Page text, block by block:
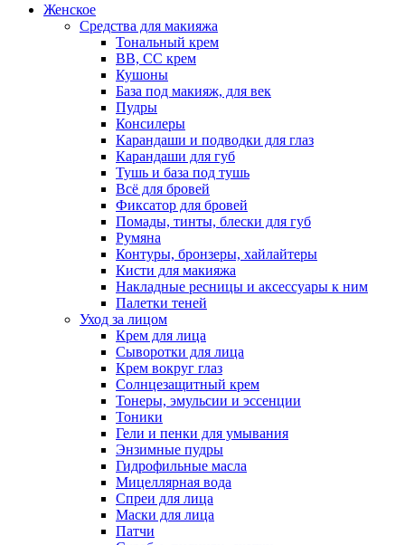
Женское
Средства для макияжа
Тональный крем
BB, CC крем
Кушоны
База под макияж, для век
Пудры
Консилеры
Карандаши и подводки для глаз
Карандаши для губ
Тушь и база под тушь
Всё для бровей
Фиксатор для бровей
Помады, тинты, блески для губ
Румяна
Контуры, бронзеры, хайлайтеры
Кисти для макияжа
Накладные ресницы и аксессуары к ним
Палетки теней
Уход за лицом
Крем для лица
Сыворотки для лица
Крем вокруг глаз
Солнцезащитный крем
Тонеры, эмульсии и эссенции
Тоники
Гели и пенки для умывания
Энзимные пудры
Гидрофильные масла
Мицеллярная вода
Спреи для лица
Маски для лица
Патчи